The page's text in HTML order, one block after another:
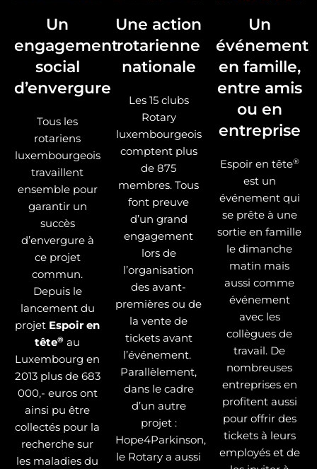
Un
engagement
social
d’envergure
Tous les
rotariens
luxembourgeois
travaillent
ensemble pour
garantir un
succès
d’envergure à
ce projet
commun.
Depuis le
lancement du
projet Espoir en
tête® au
Luxembourg en
2013 plus de 683
000,- euros ont
ainsi pu être
collectés pour la
recherche sur
les maladies du
Une action
rotarienne
nationale
Les 15 clubs
Rotary
luxembourgeois
comptent plus
de 875
membres. Tous
font preuve
d’un grand
engagement
lors de
l’organisation
des avant-
premières ou de
la vente de
tickets avant
l’événement.
Parallèlement,
dans le cadre
d’un autre
projet :
Hope4Parkinson,
le Rotary a aussi
Un
événement
en famille,
entre amis
ou en
entreprise
Espoir en tête®
est un
événement qui
se prête à une
sortie en famille
le dimanche
matin mais
aussi comme
événement
avec les
collègues de
travail. De
nombreuses
entreprises en
profitent aussi
pour offrir des
tickets à leurs
employés et de